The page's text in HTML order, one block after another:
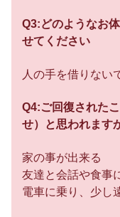
Q3:どのようなお
せてください
人の手を借りない
Q4:ご回復された
せ）と思われます
家の事が出来る
友達と会話や食事
電車に乗り、少し